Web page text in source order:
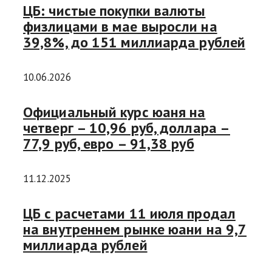
ЦБ: чистые покупки валюты
физлицами в мае выросли на
39,8%, до 151 миллиарда рублей
10.06.2026
Официальный курс юаня на
четверг – 10,96 руб, доллара –
77,9 руб, евро – 91,38 руб
11.12.2025
ЦБ с расчетами 11 июля продал
на внутреннем рынке юани на 9,7
миллиарда рублей